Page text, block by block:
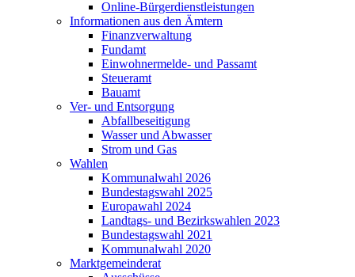
Online-Bürgerdienstleistungen
Informationen aus den Ämtern
Finanzverwaltung
Fundamt
Einwohnermelde- und Passamt
Steueramt
Bauamt
Ver- und Entsorgung
Abfallbeseitigung
Wasser und Abwasser
Strom und Gas
Wahlen
Kommunalwahl 2026
Bundestagswahl 2025
Europawahl 2024
Landtags- und Bezirkswahlen 2023
Bundestagswahl 2021
Kommunalwahl 2020
Marktgemeinderat